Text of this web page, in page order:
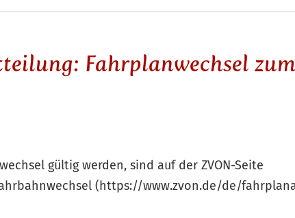
Fahrplanwechsel zum
gültig werden, sind auf der ZVON-Seite
(https://www.zvon.de/de/